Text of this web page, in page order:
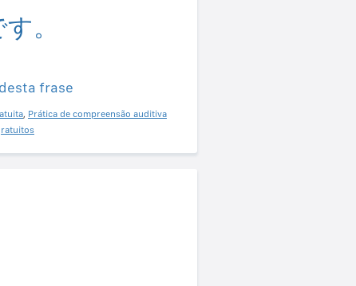
。
frase
, Prática de compreensão auditiva